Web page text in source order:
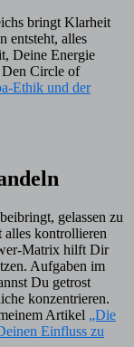
bringt Klarheit
entsteht, alles
Deine Energie
Circle of
Ethik und der
gelassen zu
alles kontrollieren
Matrix hilft Dir
Aufgaben im
Du getrost
konzentrieren.
Artikel „Die
Einfluss zu